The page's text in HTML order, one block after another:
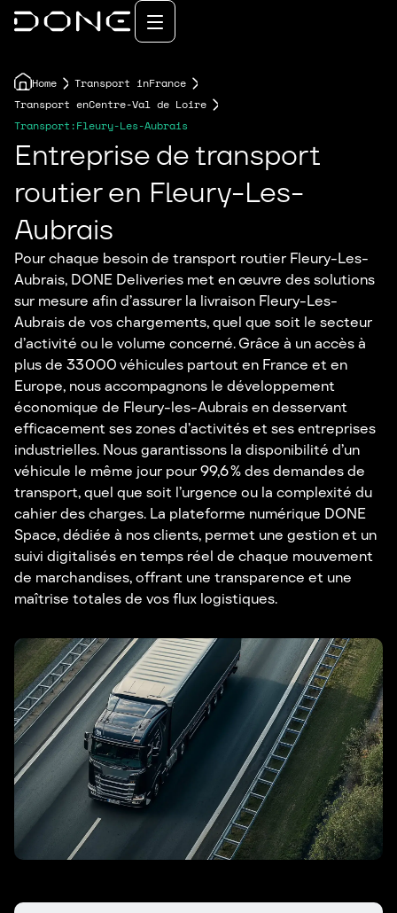
Home Transport inFrance
Transport enCentre-Val de Loire
Transport:Fleury-Les-Aubrais
Entreprise de transport
routier en Fleury-Les-
Aubrais
Pour chaque besoin de transport routier Fleury-Les-
Aubrais, DONE Deliveries met en œuvre des solutions
sur mesure afin d’assurer la livraison Fleury-Les-
Aubrais de vos chargements, quel que soit le secteur
d’activité ou le volume concerné. Grâce à un accès à
plus de 33 000 véhicules partout en France et en
Europe, nous accompagnons le développement
économique de Fleury-les-Aubrais en desservant
efficacement ses zones d’activités et ses entreprises
industrielles. Nous garantissons la disponibilité d’un
véhicule le même jour pour 99,6 % des demandes de
transport, quel que soit l’urgence ou la complexité du
cahier des charges. La plateforme numérique DONE
Space, dédiée à nos clients, permet une gestion et un
suivi digitalisés en temps réel de chaque mouvement
de marchandises, offrant une transparence et une
maîtrise totales de vos flux logistiques.